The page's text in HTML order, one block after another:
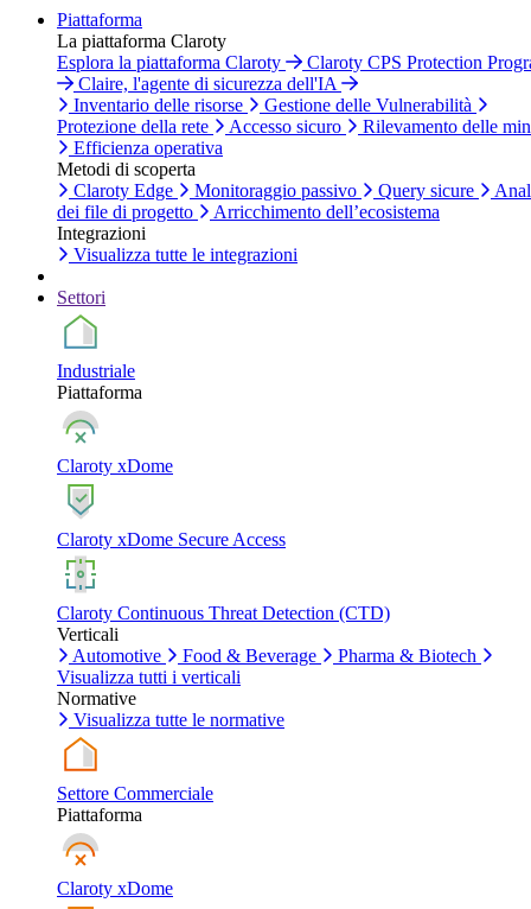
Piattaforma
La piattaforma Claroty
Esplora la piattaforma Claroty
Claroty CPS Protection
Claire, l'agente di sicurezza dell'IA
Inventario delle risorse
Gestione delle Vulnerabilità
Protezione della rete
Accesso sicuro
Rilevamento delle
Efficienza operativa
Metodi di scoperta
Claroty Edge
Monitoraggio passivo Query sicure
dei file di progetto
Arricchimento dell’ecosistema
Integrazioni
Visualizza tutte le integrazioni
Settori
Industriale
Piattaforma
Claroty xDome
Claroty xDome Secure Access
Claroty Continuous Threat Detection (CTD)
Verticali
Automotive
Food & Beverage
Pharma & Biotech
Visualizza tutti i verticali
Normative
Visualizza tutte le normative
Settore Commerciale
Piattaforma
Claroty xDome